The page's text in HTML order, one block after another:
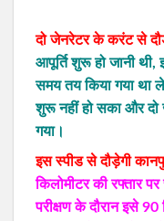
दो जेनरेटर के करंट से
आपूर्ति शुरू हो जानी
समय तय किया गया था
शुरू नहीं हो सका और
गया।
इस स्पीड से दौड़ेगी
किलोमीटर की रफ्तार
परीक्षण के दौरान इसे